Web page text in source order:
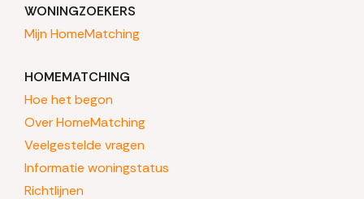
WONINGZOEKERS
Mijn HomeMatching
HOMEMATCHING
Hoe het begon
Over HomeMatching
Veelgestelde vragen
Informatie woningstatus
Richtlijnen